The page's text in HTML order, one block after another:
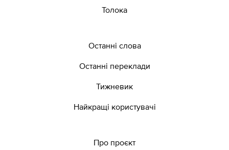
Толока
Останні слова
Останні переклади
Тижневик
Найкращі користувачі
Про проєкт